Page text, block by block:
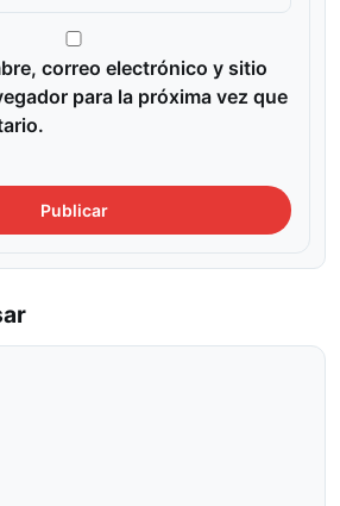
correo electrónico y sitio
para la próxima vez que